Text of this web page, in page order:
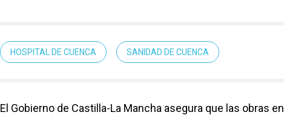
HOSPITAL DE CUENCA SANIDAD DE CUENCA
El Gobierno de Castilla-La Mancha asegura que las obras